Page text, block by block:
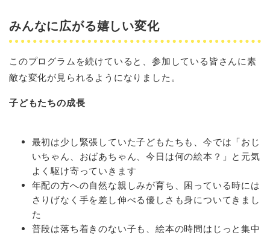
みんなに広がる嬉しい変化
このプログラムを続けていると、参加している皆さんに素
敵な変化が見られるようになりました。
子どもたちの成長
最初は少し緊張していた子どもたちも、今では「おじ
いちゃん、おばあちゃん、今日は何の絵本？」と元気
よく駆け寄っていきます
年配の方への自然な親しみが育ち、困っている時には
さりげなく手を差し伸べる優しさも身についてきまし
た
普段は落ち着きのない子も、絵本の時間はじっと集中